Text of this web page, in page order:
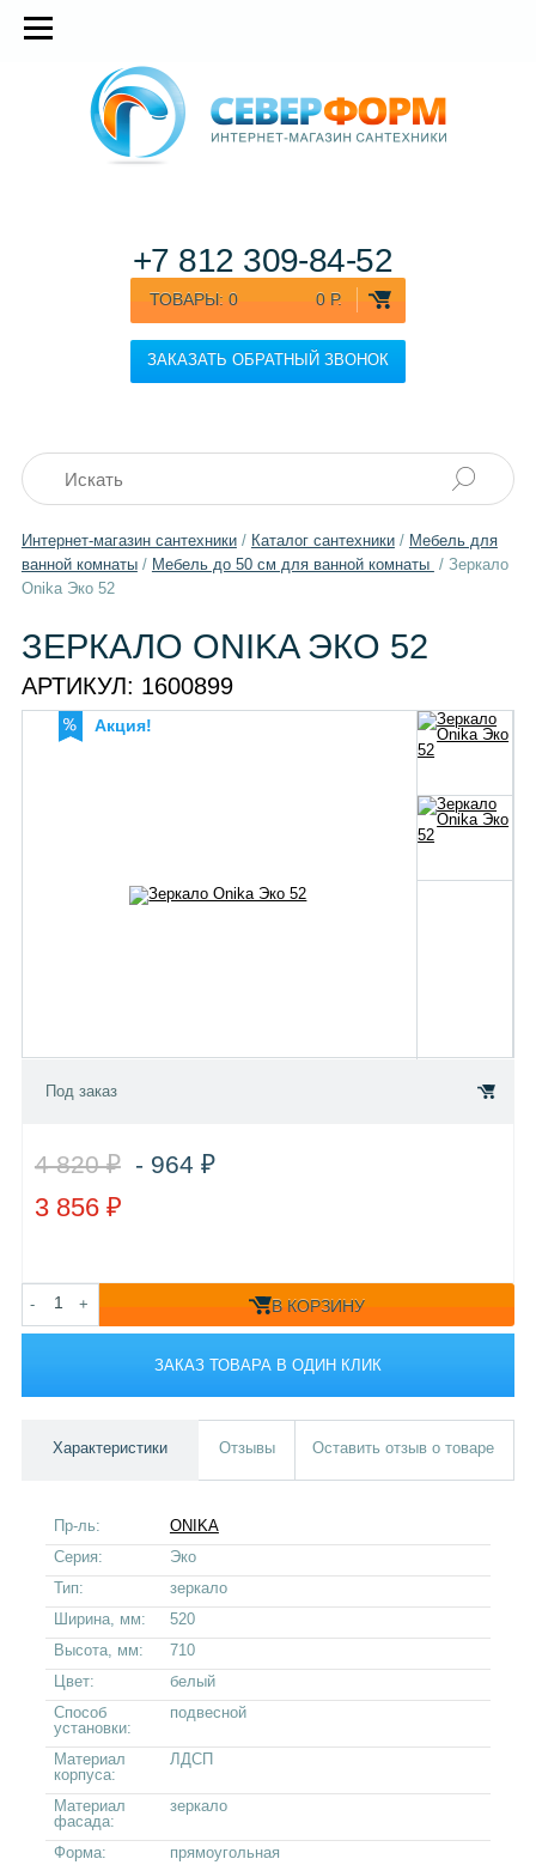
ТОВАРЫ: 0 0 Р.
ЗАКАЗАТЬ ОБРАТНЫЙ ЗВОНОК
+7 812 309-84-52
Интернет-магазин сантехники/ Каталог сантехники/ Мебель для
ванной комнаты/ Мебель до 50 см для ванной комнаты / Зеркало
Onika Эко 52
ЗЕРКАЛО ONIKA ЭКО 52
АРТИКУЛ: 1600899
Акция!
Под заказ
4 820 ₽ - 964 ₽
3 856 ₽
- + В КОРЗИНУ
ЗАКАЗ ТОВАРА В ОДИН КЛИК
Характеристики Отзывы Оставить отзыв о товаре
Пр-ль:
ONIKA
Серия:
Эко
Тип:
зеркало
Ширина, мм:
520
Высота, мм:
710
Цвет:
белый
Способ
установки:
подвесной
Материал
корпуса:
ЛДСП
Материал
фасада:
зеркало
Форма:
прямоугольная